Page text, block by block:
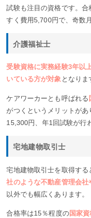
試験も注目の資格です。
すく費用5,700円で、奇数
介護福祉士
受験資格に実務経験3年以
いている方が対象となりま
ケアワーカーとも呼ばれる
がつくというメリットが
15,300円、年1回試験が行
宅地建物取引士
宅地建物取引士を取得する
社のような不動産管理会
以外でも幅広くあります。
合格率は15％程度の国家資